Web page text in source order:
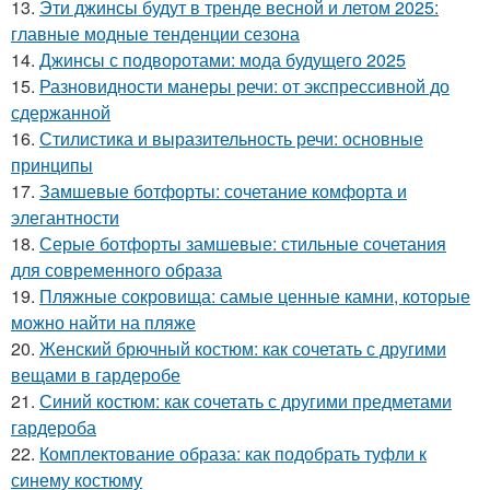
13. Эти джинсы будут в тренде весной и летом 2025:
главные модные тенденции сезона
14. Джинсы с подворотами: мода будущего 2025
15. Разновидности манеры речи: от экспрессивной до
сдержанной
16. Стилистика и выразительность речи: основные
принципы
17. Замшевые ботфорты: сочетание комфорта и
элегантности
18. Серые ботфорты замшевые: стильные сочетания
для современного образа
19. Пляжные сокровища: самые ценные камни, которые
можно найти на пляже
20. Женский брючный костюм: как сочетать с другими
вещами в гардеробе
21. Синий костюм: как сочетать с другими предметами
гардероба
22. Комплектование образа: как подобрать туфли к
синему костюму